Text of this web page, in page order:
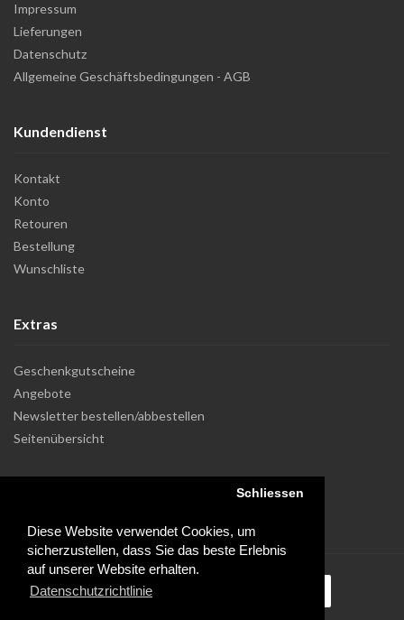
Diese Website verwendet Cookies, um
sicherzustellen, dass Sie das beste Erlebnis
auf unserer Website erhalten.
Datenschutzrichtlinie
Schliessen
Impressum
Lieferungen
Datenschutz
Allgemeine Geschäftsbedingungen - AGB
Kundendienst
Kontakt
Konto
Retouren
Bestellung
Wunschliste
Extras
Geschenkgutscheine
Angebote
Newsletter bestellen/abbestellen
Seitenübersicht